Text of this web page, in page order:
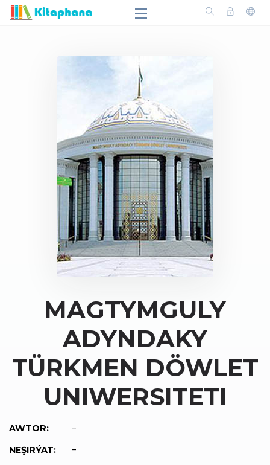
MAGTYMGULY
ADYNDAKY
TÜRKMEN DÖWLET
UNIWERSITETI
AWTOR: -
NEŞIRÝAT: -